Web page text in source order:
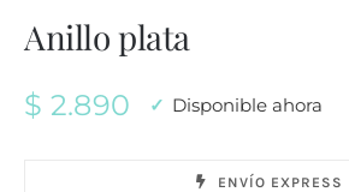
Anillo plata
$ 2.890 Disponible ahora
ENVÍO EXPRESS